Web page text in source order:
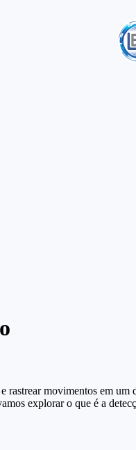
movimentos em
explorar o que é a